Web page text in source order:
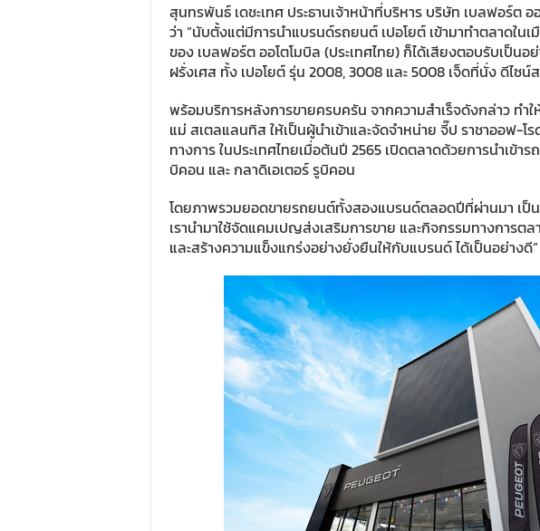
สุนทรพันธ์ เดชะเทศ ประธานเจ้าหน้าที่บริหาร บริษัท เบลฟอร์ต อ
ว่า “นับตั้งแต่มีการนำแบรนด์รถยนต์ เปอโยต์ เข้ามาทำตลาดใน
ของ เบลฟอร์ต ออโตโมบิล (ประเทศไทย) ก็ได้เสียงตอบรับเป็น
ฝรั่งเศส ทั้ง เปอโยต์ รุ่น 2008, 3008 และ 5008 เจ็ดที่นั่ง ดีไซน์
พร้อมบริการหลังการขายครบครัน จากความสำเร็จดังกล่าว ทำใ
แม่ สเตลแลนทิส ให้เป็นผู้นำเข้าและจัดจำหน่าย จี๊ป ราชาออฟ-โ
ทางการ ในประเทศไทยเมื่อต้นปี 2565 เปิดตลาดด้วยการนำเข้า
บิคอน และ กลาดิเอเตอร์ รูบิคอน
โดยภาพรวมยอดขายรถยนต์ทั้งสองแบรนด์ตลอดปีที่ผ่านมา เป็
เรานำมาใช้จัดแคมเปญส่งเสริมการขาย และกิจกรรมทางการ
และสร้างความแข็งแกร่งอย่างยั่งยืนให้กับแบรนด์ ได้เป็นอย่างดี”